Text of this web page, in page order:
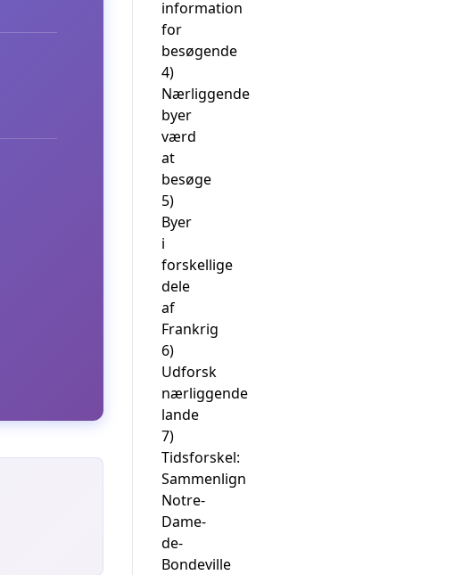
information
for
besøgende
4)
Nærliggende
byer
værd
at
besøge
5)
Byer
i
forskellige
dele
af
Frankrig
6)
Udforsk
nærliggende
lande
7)
Tidsforskel:
Sammenlign
Notre-
Dame-
de-
Bondeville